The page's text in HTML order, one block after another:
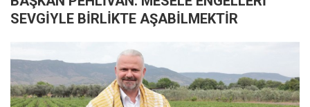
SEVGİYLE BİRLİKTE AŞABİLMEKTİR